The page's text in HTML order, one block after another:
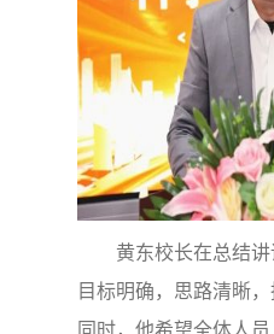
黄东校长在总结
目标明确，思路清晰